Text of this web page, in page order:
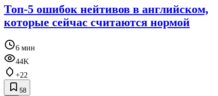
Топ-5 ошибок нейтивов в английском,
которые сейчас считаются нормой
6 мин
44K
+22
58